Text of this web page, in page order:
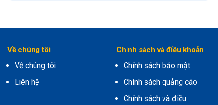
Về chúng tôi
Về chúng tôi
Liên hệ
Chính sách và điều khoản
Chính sách bảo mật
Chính sách quảng cáo
Chính sách và điều